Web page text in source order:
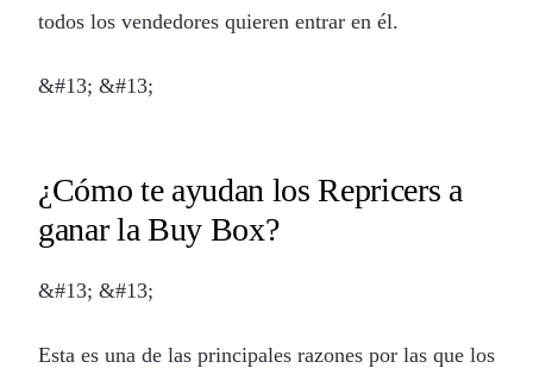
todos los vendedores quieren entrar en él.
&#13; &#13;
¿Cómo te ayudan los Repricers a
ganar la Buy Box?
&#13; &#13;
Esta es una de las principales razones por las que los